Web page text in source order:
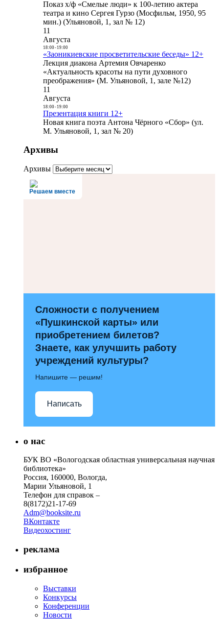
Показ х/ф «Смелые люди» к 100-летию актера
театра и кино Сергея Гурзо (Мосфильм, 1950, 95
мин.) (Ульяновой, 1, зал № 12)
11
Августа
18:00- 19:00
«Заоникиевские просветительские беседы» 12+
Лекция диакона Артемия Овчаренко
«Актуальность красоты на пути духовного
преображения» (М. Ульяновой, 1, зале №12)
11
Августа
18:00- 19:00
Презентация книги 12+
Новая книга поэта Антона Чёрного «Сбор» (ул.
М. Ульяновой, 1, зал № 20)
Архивы
Архивы
Решаем вместе
Сложности с получением
«Пушкинской карты» или
приобретением билетов?
Знаете, как улучшить работу
учреждений культуры?
Напишите — решим!
Написать
о нас
БУК ВО «Вологодская областная универсальная научная
библиотека»
Россия, 160000, Вологда,
Марии Ульяновой, 1
Телефон для справок –
8(8172)21-17-69
Adm@booksite.ru
ВКонтакте
Видеохостинг
реклама
избранное
Выставки
Конкурсы
Конференции
Новости